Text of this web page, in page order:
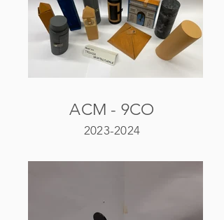
ACM - 9CO
2023-2024